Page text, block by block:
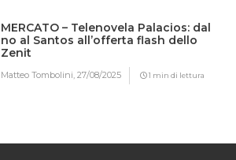
MERCATO – Telenovela Palacios: dal
no al Santos all’offerta flash dello
Zenit
Matteo Tombolini,27/08/2025 1 min di lettura